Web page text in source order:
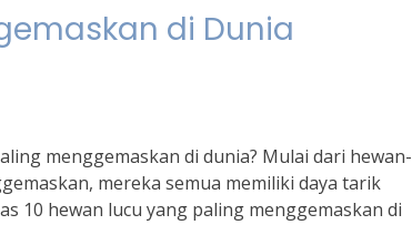
di Dunia
menggemaskan di dunia? Mulai dari hewan-
mereka semua memiliki daya tarik
10 hewan lucu yang paling menggemaskan di